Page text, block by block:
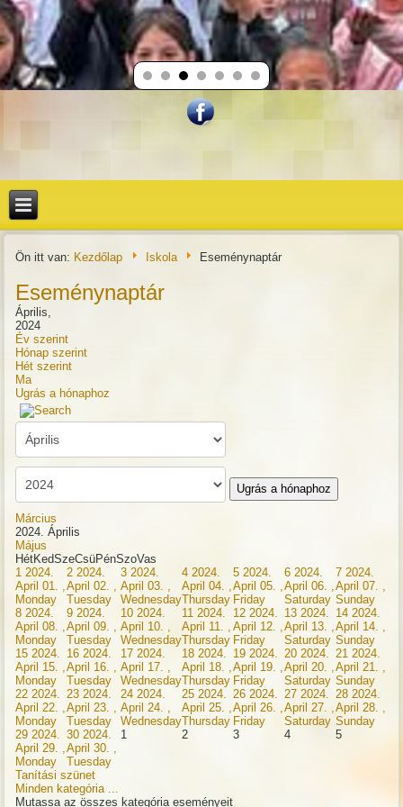
Ön itt van: Kezdőlap Iskola Eseménynaptár
Eseménynaptár
Április,
2024
Év szerint
Hónap szerint
Hét szerint
Ma
Ugrás a hónaphoz
Ugrás a hónaphoz
Március
2024. Április
Május
HétKedSzeCsüPénSzoVas
1 2024.
April 01. ,
Monday
2 2024.
April 02. ,
Tuesday
3 2024.
April 03. ,
Wednesday
4 2024.
April 04. ,
Thursday
5 2024.
April 05. ,
Friday
6 2024.
April 06. ,
Saturday
7 2024.
April 07. ,
Sunday
8 2024.
April 08. ,
Monday
9 2024.
April 09. ,
Tuesday
10 2024.
April 10. ,
Wednesday
11 2024.
April 11. ,
Thursday
12 2024.
April 12. ,
Friday
13 2024.
April 13. ,
Saturday
14 2024.
April 14. ,
Sunday
15 2024.
April 15. ,
Monday
16 2024.
April 16. ,
Tuesday
17 2024.
April 17. ,
Wednesday
18 2024.
April 18. ,
Thursday
19 2024.
April 19. ,
Friday
20 2024.
April 20. ,
Saturday
21 2024.
April 21. ,
Sunday
22 2024.
April 22. ,
Monday
23 2024.
April 23. ,
Tuesday
24 2024.
April 24. ,
Wednesday
25 2024.
April 25. ,
Thursday
26 2024.
April 26. ,
Friday
27 2024.
April 27. ,
Saturday
28 2024.
April 28. ,
Sunday
29 2024.
April 29. ,
Monday
30 2024.
April 30. ,
Tuesday
1 2 3 4 5
Tanítási szünet
Minden kategória ...
Mutassa az összes kategória eseményeit